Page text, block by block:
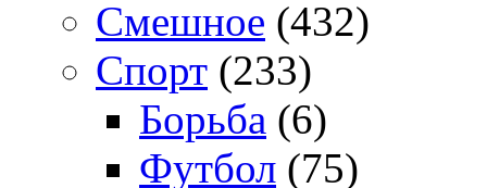
Смешное (432)
Спорт (233)
Борьба (6)
Футбол (75)